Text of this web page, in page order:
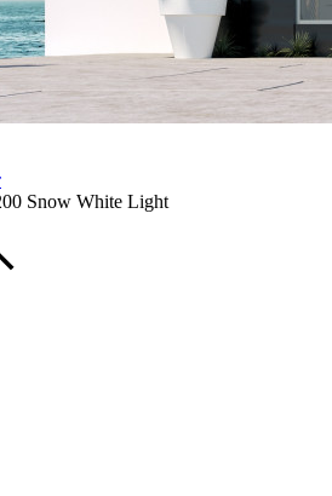
Snow White Light